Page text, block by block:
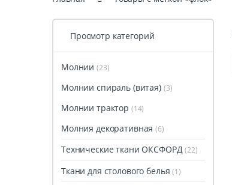
Просмотр категорий
Молнии(23)
Молнии спираль (витая) (3)
Молнии трактор (14)
Молния декоративная(6)
Технические ткани ОКСФОРД(22)
Ткани для столового белья(1)